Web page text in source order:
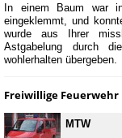
In einem Baum war
eingeklemmt, und
wurde aus Ihrer
Astgabelung durch
wohlerhalten übergeben.
Freiwillige Feuerwehr
MTW